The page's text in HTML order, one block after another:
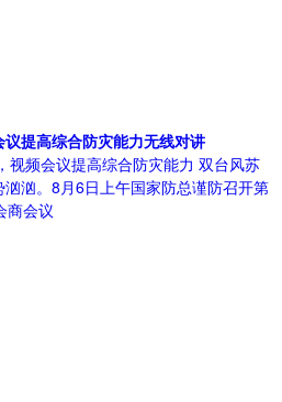
提高综合防灾能力无线对讲
视频会议提高综合防灾能力 双台风苏
汹。8月6日上午国家防总谨防召开第
商会议